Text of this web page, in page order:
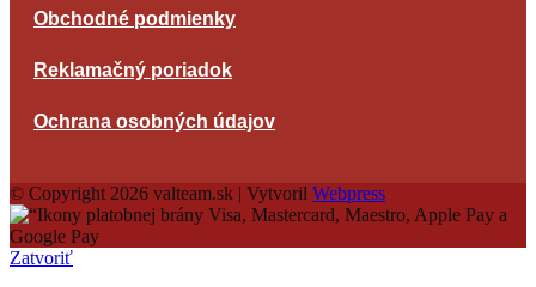
Obchodné podmienky
Reklamačný poriadok
Ochrana osobných údajov
© Copyright 2026 valteam.sk | Vytvoril Webpress
Zatvoriť